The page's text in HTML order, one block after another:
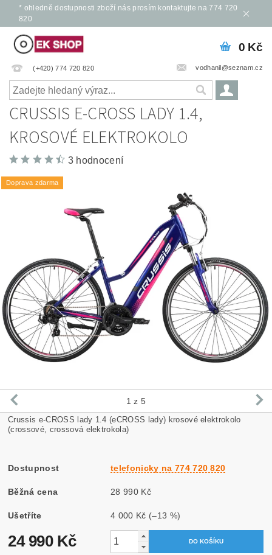
* ohledně dostupnosti zboží nás prosím kontaktujte na 774 720
820
(+420) 774 720 820 vodhanil@seznam.cz
0 Kč
CRUSSIS E-CROSS LADY 1.4,
KROSOVÉ ELEKTROKOLO
3 hodnocení
Doprava zdarma
1 z 5
Crussis e-CROSS lady 1.4 (eCROSS lady) krosové elektrokolo
(crossové, crossová elektrokola)
Dostupnost telefonicky na 774 720 820
Běžná cena 28 990 Kč
Ušetříte 4 000 Kč (–13 %)
24 990 Kč